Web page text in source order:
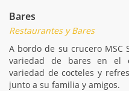
Bares
Restaurantes y Bares
A bordo de su crucero MSC
variedad de bares en el
variedad de cocteles y
junto a su familia y amigos.